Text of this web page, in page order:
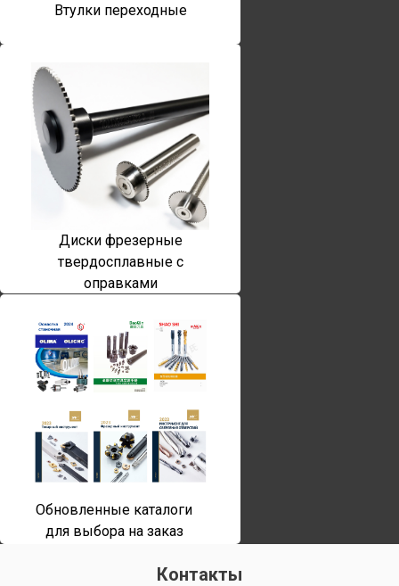
Втулки переходные
Диски фрезерные
твердосплавные с
оправками
Обновленные каталоги
для выбора на заказ
Контакты